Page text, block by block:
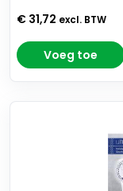
€ 31,72 excl. BTW
Voeg toe